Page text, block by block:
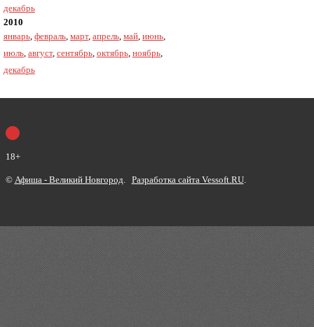
декабрь
2010
январь, февраль, март, апрель, май, июнь,
июль, август, сентябрь, октябрь, ноябрь,
декабрь
18+
© Афиша - Великий Новгород. Разработка сайта Vessoft.RU.